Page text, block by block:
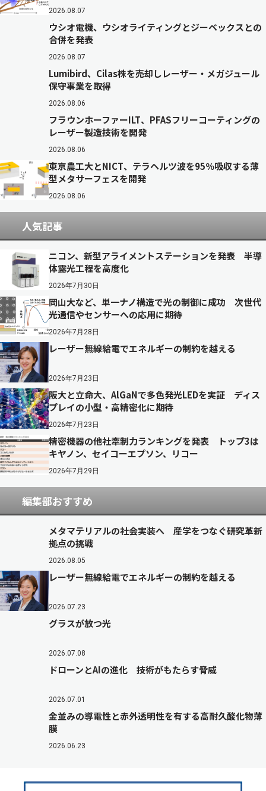
2026.08.07
ウシオ電機、ウシオライティングとジーベックスとの
合併を発表
2026.08.07
Lumibird、Cilas株を売却しレーザー・メガジュール
保守事業を取得
2026.08.06
フラウンホーファーILT、PFASフリーコーティングの
レーザー製造技術を開発
2026.08.06
東京農工大とNICT、テラヘルツ波を95％吸収する薄
型メタサーフェスを開発
2026.08.06
人気記事
ニコン、新型アライメントステーションを発表 半導
体露光工程を高度化
2026年7月30日
岡山大など、単一ナノ構造で光の制御に成功 次世代
光通信やセンサーへの応用に期待
2026年7月28日
レーザー無線給電でエネルギーの制約を越える
2026年7月23日
阪大と立命大、AlGaNで多色発光LEDを実証 ディス
プレイの小型・高精密化に期待
2026年7月23日
精密機器の他社牽制力ランキングを発表 トップ3は
キヤノン、セイコーエプソン、リコー
2026年7月29日
編集部おすすめ
メタマテリアルの社会実装へ 産学をつなぐ研究革新
拠点の挑戦
2026.08.05
レーザー無線給電でエネルギーの制約を越える
2026.07.23
グラスが放つ光
2026.07.08
ドローンとAIの進化 技術がもたらす脅威
2026.07.01
金並みの導電性と赤外透明性を有する高耐久酸化物薄
膜
2026.06.23